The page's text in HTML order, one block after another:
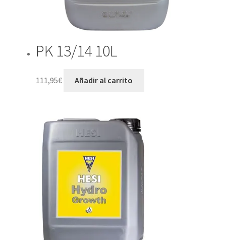
PK 13/14 10L
111,95€ Añadir al carrito